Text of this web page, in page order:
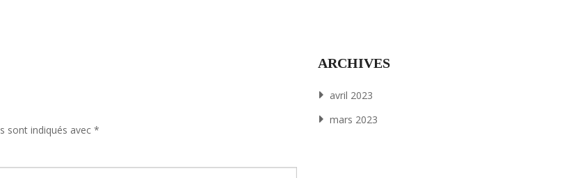
sont indiqués avec *
ARCHIVES
avril 2023
mars 2023